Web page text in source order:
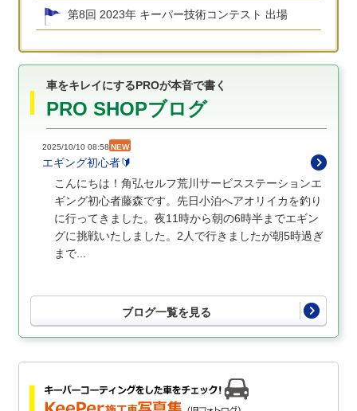
第8回 2023年 キーパー技術コンテスト 出場
車をキレイにするPROが本音で書く
PRO SHOPブログ
2025/10/10 08:58 NEW
エギング初心者🔰
こんにちは！角弘セルフ荒川サービスステーションエ
ギング初心者藤森です。先日小泊へアオリイカを釣り
に行ってきました。夜11時から朝の6時半までエギン
グに挑戦いたしました。2人で行きましたが朝5時過ぎ
まで...
ブログ一覧を見る